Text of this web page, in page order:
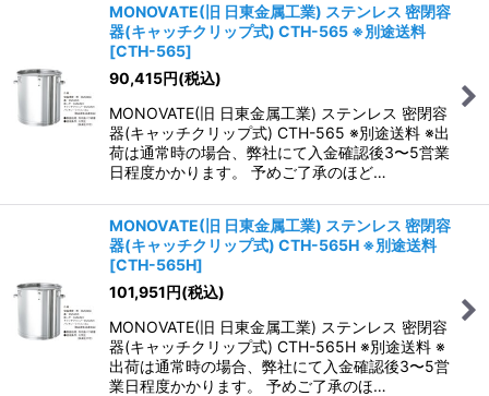
MONOVATE(旧 日東金属工業) ステンレス 密閉容
器(キャッチクリップ式) CTH-565 ※別途送料
[CTH-565]
90,415円(税込)
MONOVATE(旧 日東金属工業) ステンレス 密閉容
器(キャッチクリップ式) CTH-565 ※別途送料 ※出
荷は通常時の場合、弊社にて入金確認後3〜5営業
日程度かかります。 予めご了承のほど…
MONOVATE(旧 日東金属工業) ステンレス 密閉容
器(キャッチクリップ式) CTH-565H ※別途送料
[CTH-565H]
101,951円(税込)
MONOVATE(旧 日東金属工業) ステンレス 密閉容
器(キャッチクリップ式) CTH-565H ※別途送料 ※
出荷は通常時の場合、弊社にて入金確認後3〜5営
業日程度かかります。 予めご了承のほ…